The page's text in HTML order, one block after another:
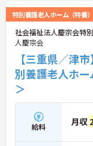
特別養護老人ホーム（特養）
社会福祉法人慶宗会特
人慶宗会
【三重県／津
別養護老人ホ
＞
給料 月収